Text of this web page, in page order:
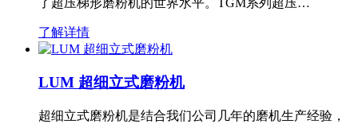
了解详情
LUM 超细立式磨粉机
超细立式磨粉机是结合我们公司几年的磨机生产经验，